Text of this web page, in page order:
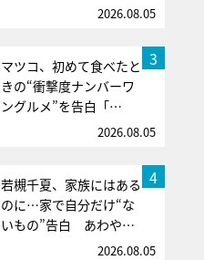
2026.08.05
3
マツコ、初めて食べたと
きの“衝撃度ナンバーワ
ングルメ”を告白「…
2026.08.05
4
若槻千夏、家族にはある
のに…家で自分だけ“な
いもの”告白 あわや…
2026.08.05